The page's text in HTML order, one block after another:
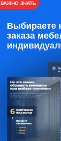
ВАЖНО ЗНАТЬ
Выбираете
заказа